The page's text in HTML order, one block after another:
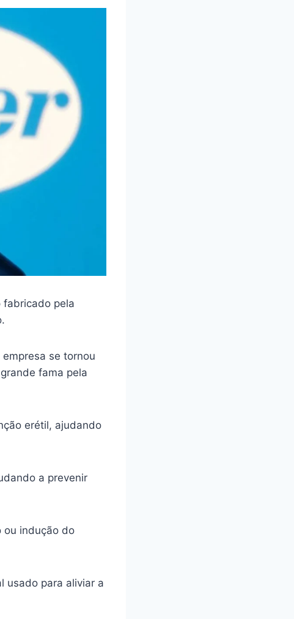
fabricado pela
se tornou
fama pela
erétil, ajudando
a prevenir
ou indução do
usado para aliviar a